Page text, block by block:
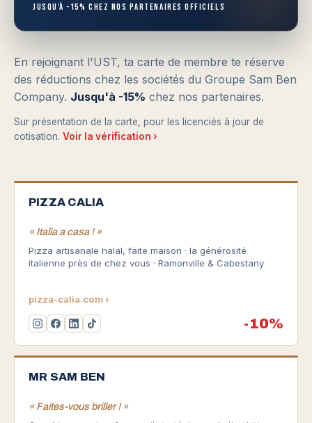
Jusqu'à -15% chez nos partenaires officiels
En rejoignant l'UST, ta carte de membre te réserve
des réductions chez les sociétés du Groupe Sam Ben
Company. Jusqu'à -15% chez nos partenaires.
Sur présentation de la carte, pour les licenciés à jour de
cotisation. Voir la vérification ›
PIZZA CALIA
« Italia a casa ! »
Pizza artisanale halal, faite maison · la générosité
italienne près de chez vous · Ramonville & Cabestany
pizza-calia.com ›
-10%
MR SAM BEN
« Faites-vous briller ! »